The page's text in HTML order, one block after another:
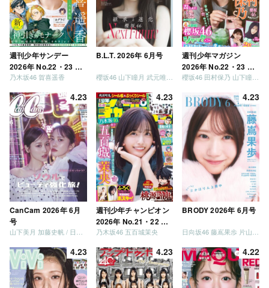
週刊少年サンデー
2026年 No.22・23 合
併号
乃木坂46 賀喜遥香
B.L.T. 2026年 6月号
櫻坂46 山下瞳月 武元唯衣 / 乃木坂46 海邉朱莉
週刊少年マガジン
2026年 No.22・23 合
併号
4.23
CanCam 2026年 6月
号
4.23
週刊少年チャンピオン
2026年 No.21・22 合
併号
乃木坂46 五百城茉央
4.23
BRODY 2026年 6月号
4.23 4.23 4.22